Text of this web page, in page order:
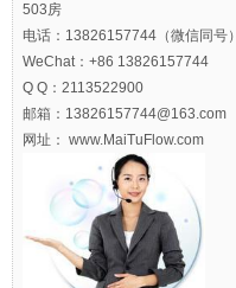
503房
电话：13826157744（微信同号）
WeChat：+86 13826157744
Q Q：2113522900
邮箱：13826157744@163.com
网址： www.MaiTuFlow.com